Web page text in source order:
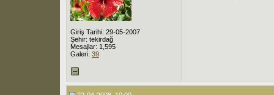
Giriş Tarihi: 29-05-2007
Şehir: tekirdağ
Mesajlar: 1,595
Galeri: 39